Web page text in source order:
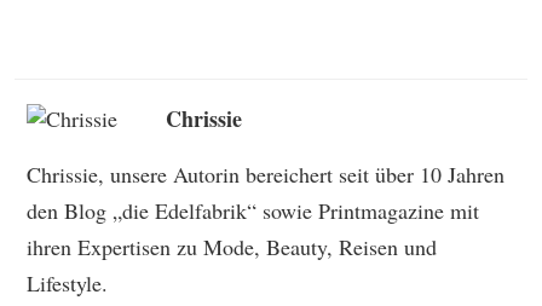
Chrissie
Chrissie, unsere Autorin bereichert seit über 10 Jahren
den Blog „die Edelfabrik“ sowie Printmagazine mit
ihren Expertisen zu Mode, Beauty, Reisen und
Lifestyle.